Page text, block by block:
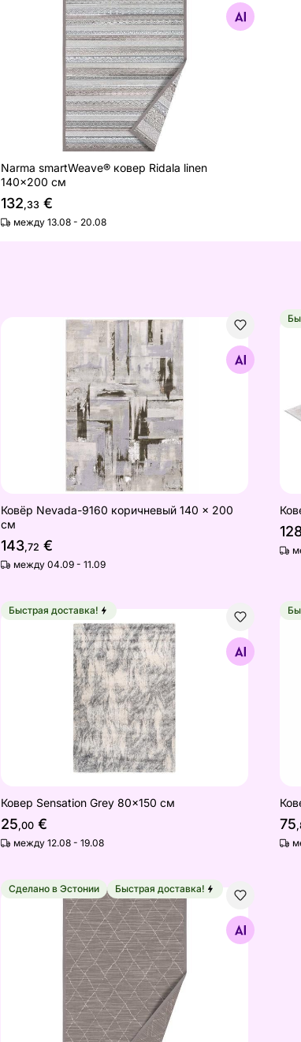
Найдите похожие
Narma smartWeave® ковер Ridala linen
140x200 см
132,33 €
между 13.08 - 20.08
Ковёр Nevada-9160 коричневый 140 × 200 см
Найдите похожие
Ковёр Nevada-9160 коричневый 140 × 200
см
143,72 €
между 04.09 - 11.09
Ковер Sensation Grey 80x150 см
Найдите похожие
Быстрая доставка!
Ковер Sensation Grey 80x150 см
25,00 €
между 12.08 - 19.08
75
Ковер Narma smartWeave® Voose linen 70x140
Найдите похожие
Сделано в Эстонии Быстрая доставка!